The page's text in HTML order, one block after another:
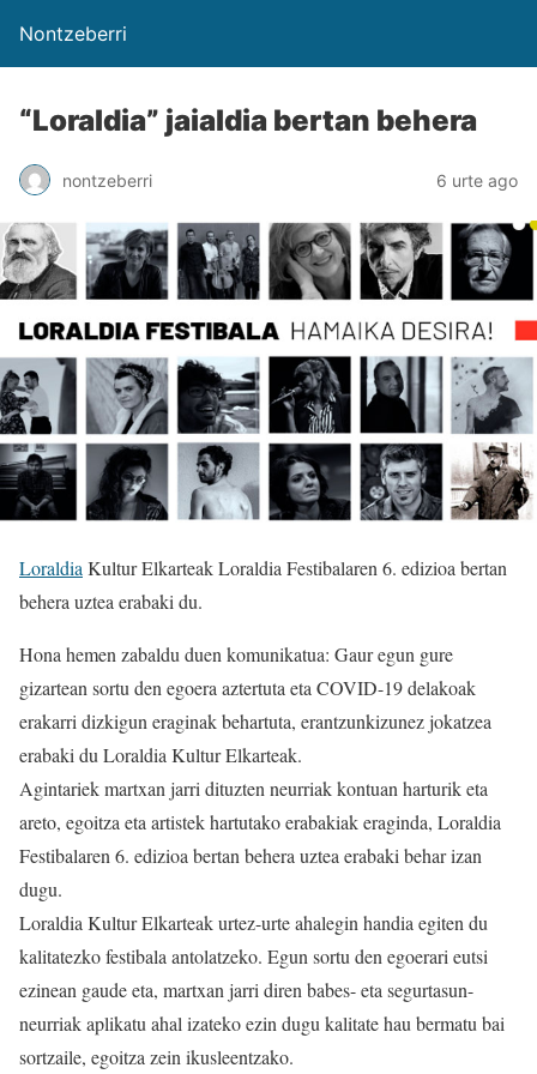
Nontzeberri
“Loraldia” jaialdia bertan behera
nontzeberri 6 urte ago
LoraldiaKultur Elkarteak Loraldia Festibalaren 6. edizioa bertan
behera uztea erabaki du.
Hona hemen zabaldu duen komunikatua: Gaur egun gure
gizartean sortu den egoera aztertuta eta COVID-19 delakoak
erakarri dizkigun eraginak behartuta, erantzunkizunez jokatzea
erabaki du Loraldia Kultur Elkarteak.
Agintariek martxan jarri dituzten neurriak kontuan harturik eta
areto, egoitza eta artistek hartutako erabakiak eraginda, Loraldia
Festibalaren 6. edizioa bertan behera uztea erabaki behar izan
dugu.
Loraldia Kultur Elkarteak urtez-urte ahalegin handia egiten du
kalitatezko festibala antolatzeko. Egun sortu den egoerari eutsi
ezinean gaude eta, martxan jarri diren babes- eta segurtasun-
neurriak aplikatu ahal izateko ezin dugu kalitate hau bermatu bai
sortzaile, egoitza zein ikusleentzako.